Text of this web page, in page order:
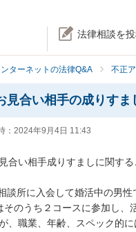
法律相談を
ターネットの法律Q&A 不正
見合い相手の成りすま
： 2024年9月4日 11:43
合い相手成りすましに関する
所に入会して婚活中の男性
のうち２コースに参加し、
、職業、年齢、スペック的